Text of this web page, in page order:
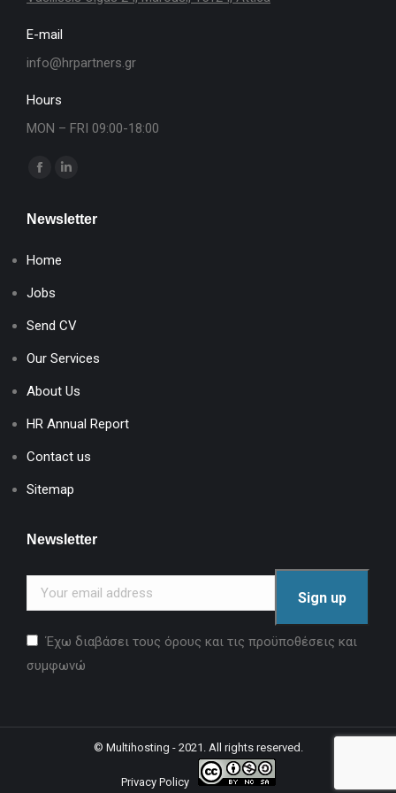
E-mail
info@hrpartners.gr
Hours
MON – FRI 09:00-18:00
Find us on:
Facebook
opens
new
window
opens
Newsletter
Home
Jobs
Send CV
Our Services
About Us
HR Annual Report
Contact us
Sitemap
Newsletter
Έχω διαβάσει τους όρους και τις προϋποθέσεις και
συμφωνώ
© Multihosting - 2021. All rights reserved.
Privacy Policy